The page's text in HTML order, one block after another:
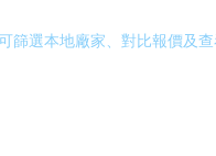
篩選本地廠家、對比報價及查